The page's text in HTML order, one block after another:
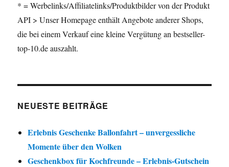
* = Werbelinks/Affiliatelinks/Produktbilder von der Produkt
API > Unser Homepage enthält Angebote anderer Shops,
die bei einem Verkauf eine kleine Vergütung an bestseller-
top-10.de auszahlt.
NEUESTE BEITRÄGE
Erlebnis Geschenke Ballonfahrt – unvergessliche
Momente über den Wolken
Geschenkbox für Kochfreunde – Erlebnis-Gutschein